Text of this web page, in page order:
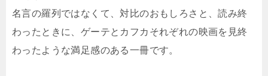
名言の羅列ではなくて、対比のおもしろさと、読み終
わったときに、ゲーテとカフカそれぞれの映画を見終
わったような満足感のある一冊です。